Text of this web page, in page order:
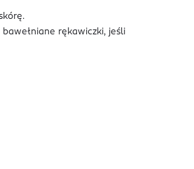
rękawiczki, jeśli